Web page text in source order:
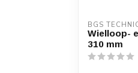
BGS
Wielloop-
310 mm